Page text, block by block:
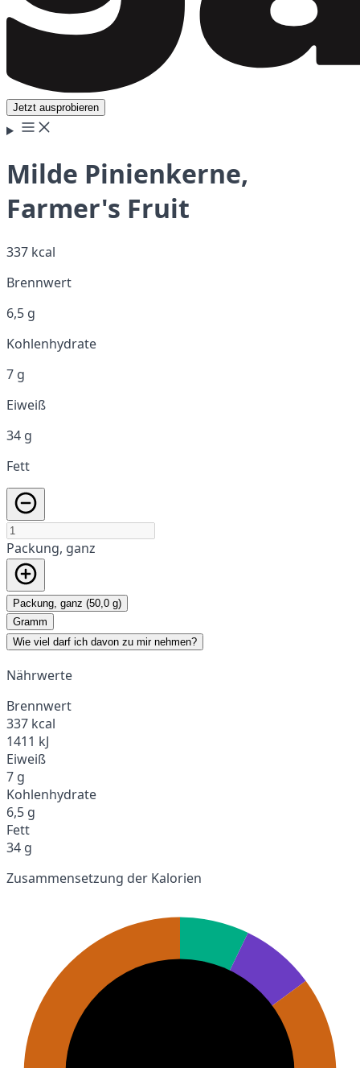
Jetzt ausprobieren
Milde Pinienkerne,
Farmer's Fruit
337 kcal
Brennwert
6,5 g
Kohlenhydrate
7 g
Eiweiß
34 g
Fett
Packung, ganz
Packung, ganz (50,0 g)
Gramm
Wie viel darf ich davon zu mir nehmen?
Nährwerte
Brennwert
337 kcal
1411 kJ
Eiweiß
7 g
Kohlenhydrate
6,5 g
Fett
34 g
Zusammensetzung der Kalorien